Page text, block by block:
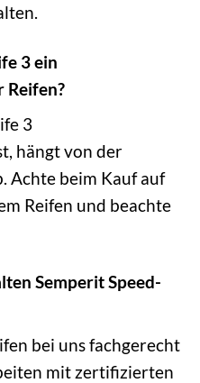
3 ein
Reifen?
3
hängt von der
Achte beim Kauf auf
Reifen und beachte
Semperit Speed-
bei uns fachgerecht
mit zertifizierten